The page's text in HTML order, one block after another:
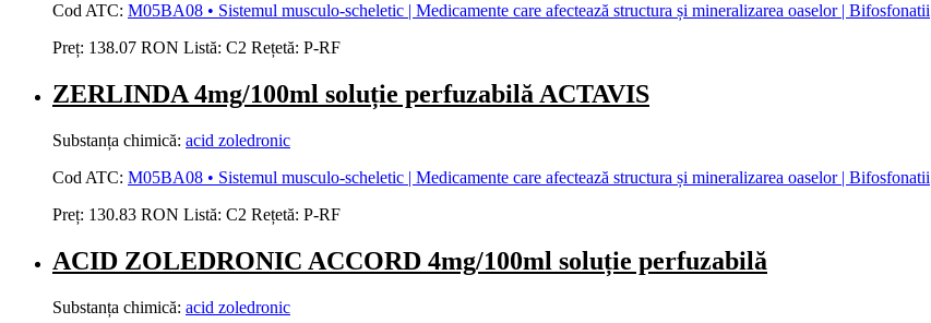
Cod ATC: M05BA08 • Sistemul musculo-scheletic | Medicamente care afectează structura și mineralizarea oaselor | Bifosfonatii
Preț: 138.07 RON Listă: C2 Rețetă: P-RF
ZERLINDA 4mg/100ml soluție perfuzabilă ACTAVIS
Substanța chimică: acid zoledronic
Cod ATC: M05BA08 • Sistemul musculo-scheletic | Medicamente care afectează structura și mineralizarea oaselor | Bifosfonatii
Preț: 130.83 RON Listă: C2 Rețetă: P-RF
ACID ZOLEDRONIC ACCORD 4mg/100ml soluție perfuzabilă
Substanța chimică: acid zoledronic